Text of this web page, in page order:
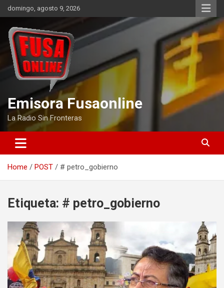
Skip
to
content
domingo, agosto 9, 2026
Emisora Fusaonline
La Radio Sin Fronteras
Home POST # petro_gobierno
Etiqueta: # petro_gobierno